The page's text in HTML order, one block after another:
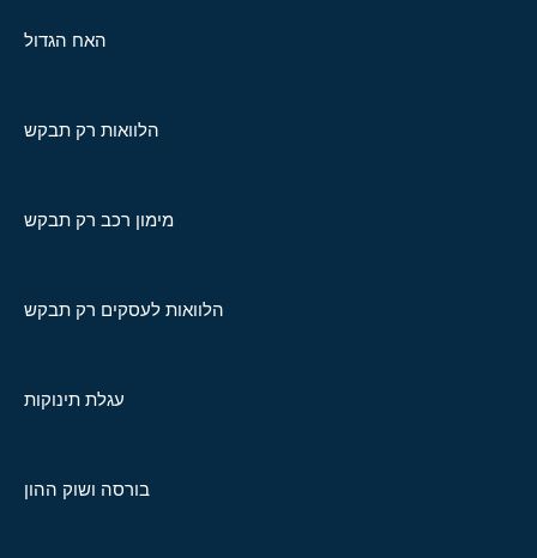
האח הגדול
הלוואות רק תבקש
מימון רכב רק תבקש
הלוואות לעסקים רק תבקש
עגלת תינוקות
בורסה ושוק ההון